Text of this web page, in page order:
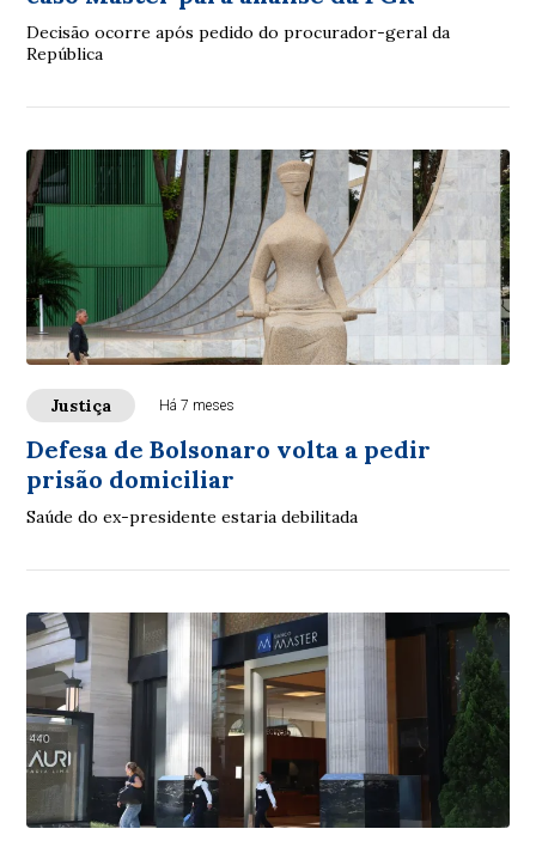
Decisão ocorre após pedido do procurador-geral da
República
Justiça Há 7 meses
Defesa de Bolsonaro volta a pedir
prisão domiciliar
Saúde do ex-presidente estaria debilitada